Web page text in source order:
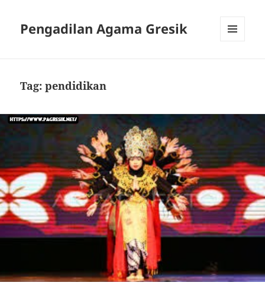
Pengadilan Agama Gresik
Tag:pendidikan